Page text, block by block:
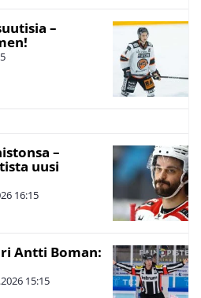
–
–
uusi
16:15
Antti Boman:
15:15